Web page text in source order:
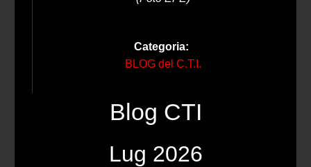
Categoria:
BLOG del C.T.I.
Blog CTI
Lug 2026